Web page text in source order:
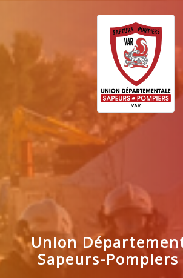
Union
Sapeurs-